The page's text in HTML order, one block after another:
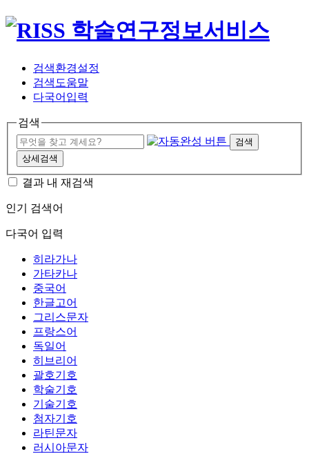
검색환경설정
검색도움말
다국어입력
검색
검색
상세검색
결과 내 재검색
인기 검색어
다국어 입력
히라가나
가타카나
중국어
한글고어
그리스문자
프랑스어
독일어
히브리어
괄호기호
학술기호
기술기호
첨자기호
라틴문자
러시아문자